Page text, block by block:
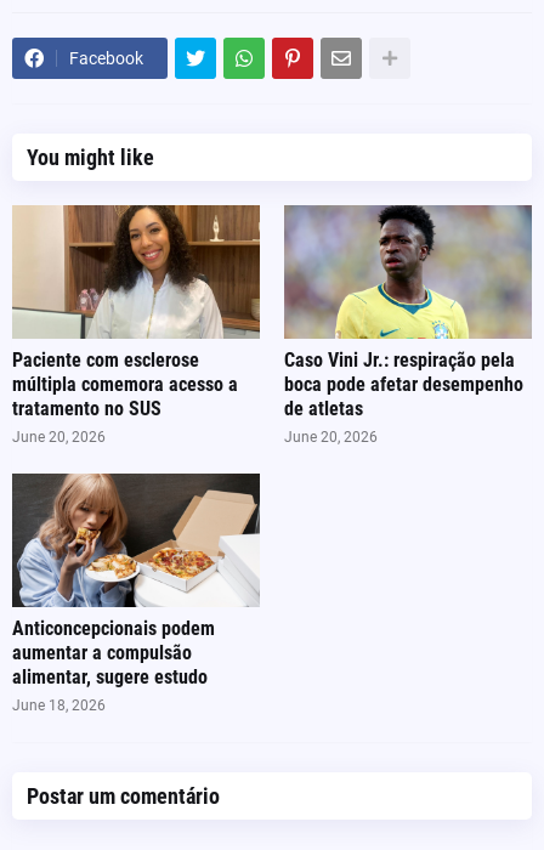
Facebook
You might like
Paciente com esclerose
múltipla comemora acesso a
tratamento no SUS
June 20, 2026
Caso Vini Jr.: respiração pela
boca pode afetar desempenho
de atletas
June 20, 2026
Anticoncepcionais podem
aumentar a compulsão
alimentar, sugere estudo
June 18, 2026
Postar um comentário